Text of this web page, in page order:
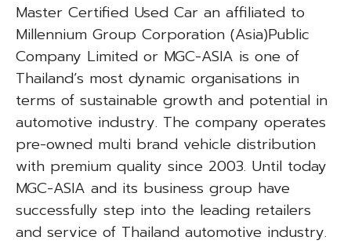
Master Certified Used Car an affiliated to
Millennium Group Corporation (Asia)Public
Company Limited or MGC-ASIA is one of
Thailand’s most dynamic organisations in
terms of sustainable growth and potential in
automotive industry. The company operates
pre-owned multi brand vehicle distribution
with premium quality since 2003. Until today
MGC-ASIA and its business group have
successfully step into the leading retailers
and service of Thailand automotive industry.